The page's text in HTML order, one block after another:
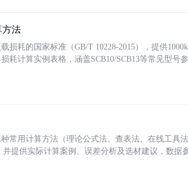
方法
损耗的国家标准（GB/T 10228-2015），提供
耗计算实例表格，涵盖SCB10/SCB13等常见型号
常用计算方法（理论公式法、查表法、在线工具
并提供实际计算案例、误差分析及选材建议，数据